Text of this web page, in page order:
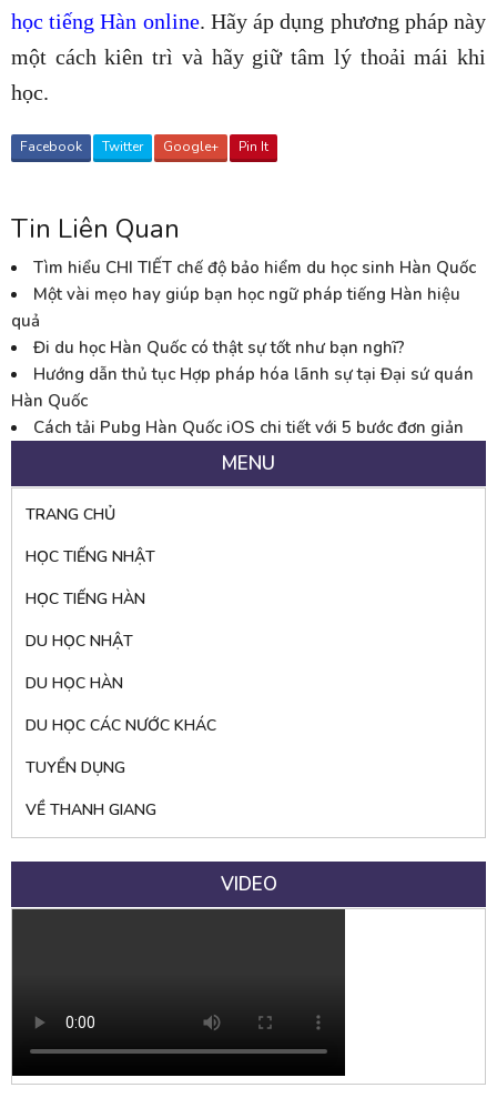
học tiếng Hàn online. Hãy áp dụng phương pháp này
một cách kiên trì và hãy giữ tâm lý thoải mái khi
học.
Facebook Twitter Google+ Pin It
Tin Liên Quan
Tìm hiểu CHI TIẾT chế độ bảo hiểm du học sinh Hàn Quốc
Một vài mẹo hay giúp bạn học ngữ pháp tiếng Hàn hiệu
quả
Đi du học Hàn Quốc có thật sự tốt như bạn nghĩ?
Hướng dẫn thủ tục Hợp pháp hóa lãnh sự tại Đại sứ quán
Hàn Quốc
Cách tải Pubg Hàn Quốc iOS chi tiết với 5 bước đơn giản
MENU
TRANG CHỦ
HỌC TIẾNG NHẬT
HỌC TIẾNG HÀN
DU HỌC NHẬT
DU HỌC HÀN
DU HỌC CÁC NƯỚC KHÁC
TUYỂN DỤNG
VỀ THANH GIANG
VIDEO